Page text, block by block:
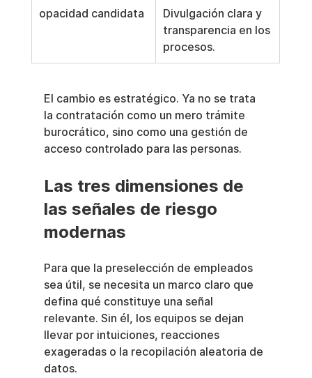
opacidad candidata
Divulgación clara y
transparencia en los
procesos.
El cambio es estratégico. Ya no se trata
la contratación como un mero trámite
burocrático, sino como una gestión de
acceso controlado para las personas.
Las tres dimensiones de
las señales de riesgo
modernas
Para que la preselección de empleados
sea útil, se necesita un marco claro que
defina qué constituye una señal
relevante. Sin él, los equipos se dejan
llevar por intuiciones, reacciones
exageradas o la recopilación aleatoria de
datos.